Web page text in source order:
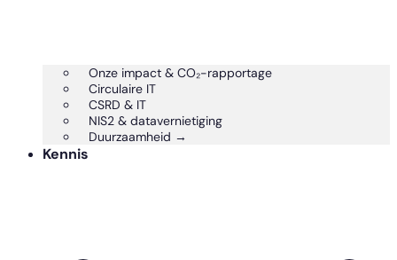
Onze impact & CO₂-rapportage
Circulaire IT
CSRD & IT
NIS2 & datavernietiging
Duurzaamheid →
Kennis